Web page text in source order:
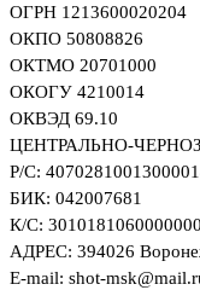
ОГРН 1213600020204
ОКПО 50808826
ОКТМО 20701000
ОКОГУ 4210014
ОКВЭД 69.10
ЦЕНТРАЛЬНО-
Р/С:
БИК: 042007681
К/C:
АДРЕС: 394026
E-mail: shot-